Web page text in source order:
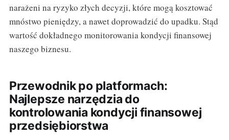
narażeni na ryzyko złych decyzji, które mogą kosztować
mnóstwo pieniędzy, a nawet doprowadzić do upadku. Stąd
wartość dokładnego monitorowania kondycji finansowej
naszego biznesu.
Przewodnik po platformach:
Najlepsze narzędzia do
kontrolowania kondycji finansowej
przedsiębiorstwa